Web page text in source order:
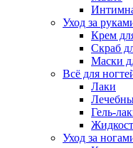
Уход за
Крем
Скраб
Маски
Всё для
Лаки
Гель-
Уход за